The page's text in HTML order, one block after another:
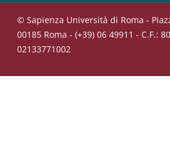
© Sapienza Università di Roma -
00185 Roma - (+39) 06 49911 - C.F.:
02133771002